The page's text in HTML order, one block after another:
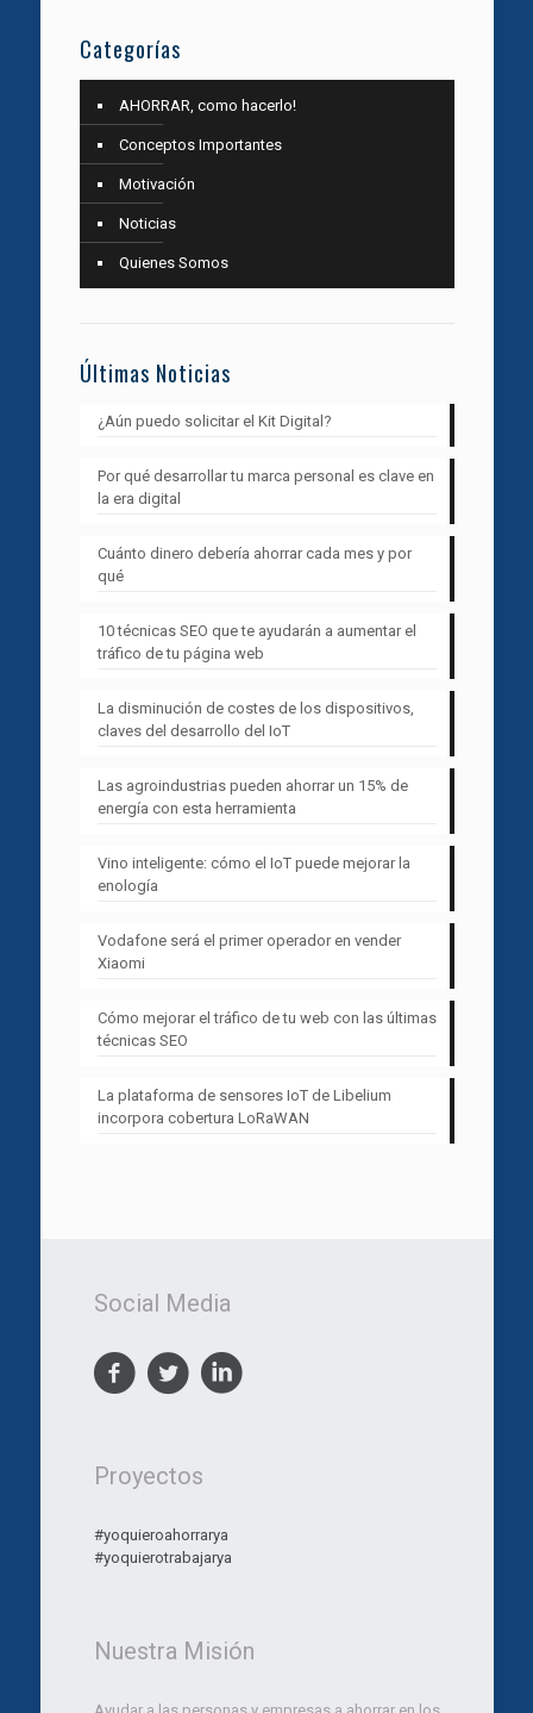
Categorías
AHORRAR, como hacerlo!
Conceptos Importantes
Motivación
Noticias
Quienes Somos
Últimas Noticias
¿Aún puedo solicitar el Kit Digital?
Por qué desarrollar tu marca personal es clave en
la era digital
Cuánto dinero debería ahorrar cada mes y por
qué
10 técnicas SEO que te ayudarán a aumentar el
tráfico de tu página web
La disminución de costes de los dispositivos,
claves del desarrollo del IoT
Las agroindustrias pueden ahorrar un 15% de
energía con esta herramienta
Vino inteligente: cómo el IoT puede mejorar la
enología
Vodafone será el primer operador en vender
Xiaomi
Cómo mejorar el tráfico de tu web con las últimas
técnicas SEO
La plataforma de sensores IoT de Libelium
incorpora cobertura LoRaWAN
Social Media
Proyectos
#yoquieroahorrarya
#yoquierotrabajarya
Nuestra Misión
Ayudar a las personas y empresas a ahorrar en los